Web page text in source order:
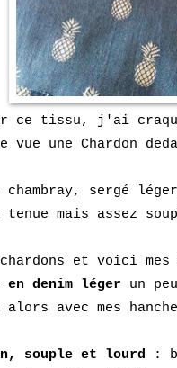
ce tissu, j'ai
une Chardon
chambray, sergé
mais assez
et voici
denim léger un
alors avec mes
souple et lourd :